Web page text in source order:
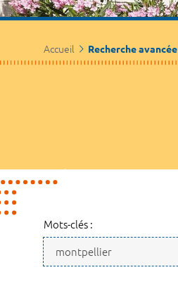
Accueil Recherche avancée
Mots-clés :